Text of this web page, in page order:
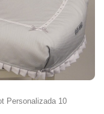
Personalizada 10